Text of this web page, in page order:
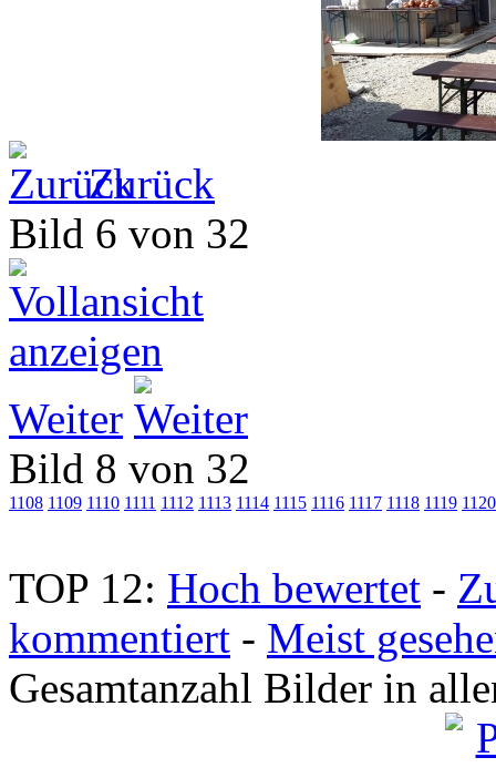
Zurück
Bild 6 von 32
Weiter
Bild 8 von 32
1108 1109 1110 1111 1112 1113 1114 1115 1116 1117 1118 1119 1120
TOP 12: Hoch bewertet -
kommentiert - Meist
Gesamtanzahl Bilder in